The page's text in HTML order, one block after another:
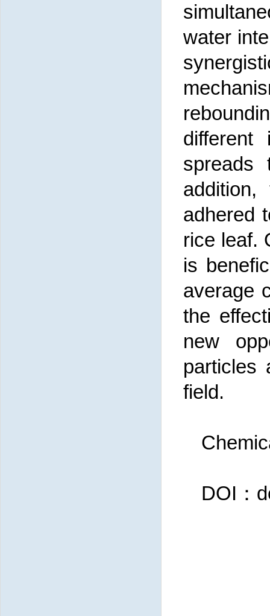
water
adhered
rice leaf.
is
average
the
new
particles
field.
DOI：